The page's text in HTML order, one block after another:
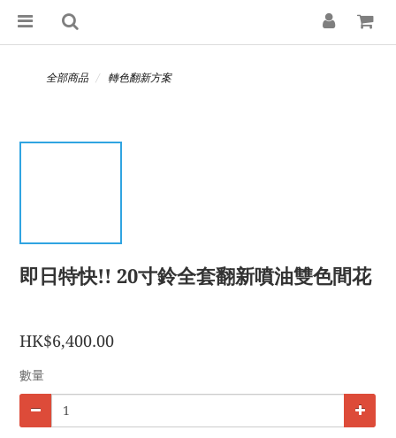
全部商品 轉色翻新方案
即日特快!! 20寸鈴全套翻新噴油雙色間花
HK$6,400.00
數量